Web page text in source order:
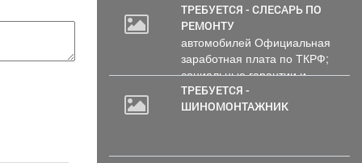
ТРЕБУЕТСЯ - СЛЕСАРЬ ПО
РЕМОНТУ
автомобилей Официальная
заработная плата по ТКРФ;
социальные гарантии и
уверенность в...
ТРЕБУЕТСЯ -
ШИНОМОНТАЖНИК